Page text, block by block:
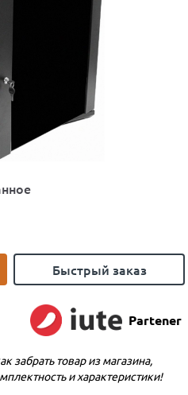
Быстрый заказ
Partener
забрать товар из магазина,
и характеристики!